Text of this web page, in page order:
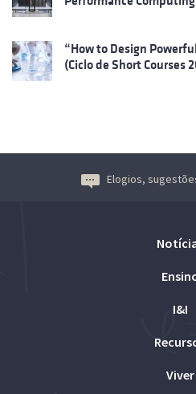
“How to Design
(Ciclo de Short Courses
Elogios,
I&I
Viver